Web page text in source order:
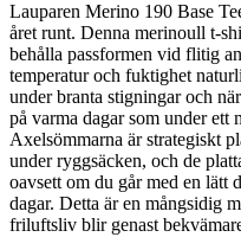
Lauparen Merino 190 Base
året runt. Denna merinoull t-
behålla passformen vid flitig
temperatur och fuktighet
under branta stigningar och
på varma dagar som under ett
Axelsömmarna är strategiskt
under ryggsäcken, och de
oavsett om du går med en lätt
dagar. Detta är en mångsidig
friluftsliv blir genast